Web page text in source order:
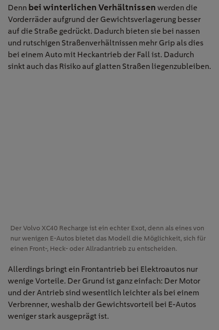
Denn bei winterlichen Verhältnissen werden die
Vorderräder aufgrund der Gewichtsverlagerung besser
auf die Straße gedrückt. Dadurch bieten sie bei nassen
und rutschigen Straßenverhältnissen mehr Grip als dies
bei einem Auto mit Heckantrieb der Fall ist. Dadurch
sinkt auch das Risiko auf glatten Straßen liegenzubleiben.
Der Volvo XC40 Recharge ist ein echter Exot, denn als eines von
nur wenigen E-Autos bietet das Modell die Möglichkeit, sich für
einen Front-, Heck- oder Allradantrieb zu entscheiden.
Allerdings bringt ein Frontantrieb bei Elektroautos nur
wenige Vorteile. Der Grund ist ganz einfach: Der Motor
und der Antrieb sind wesentlich leichter als bei einem
Verbrenner, weshalb der Gewichtsvorteil bei E-Autos
weniger stark ausgeprägt ist.